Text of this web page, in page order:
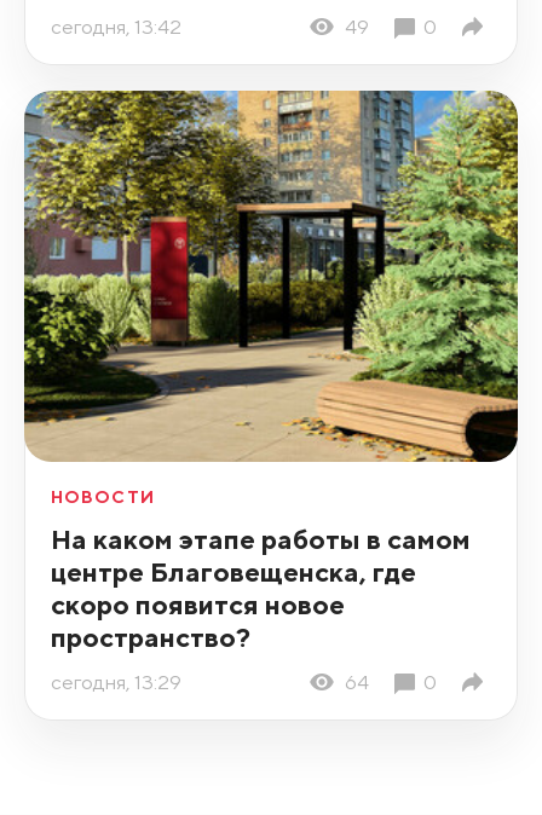
сегодня, 13:42 49 0
НОВОСТИ
На каком этапе работы в самом
центре Благовещенска, где
скоро появится новое
пространство?
сегодня, 13:29 64 0